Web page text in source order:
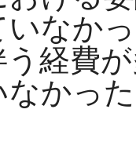
なか
経費
なかっ